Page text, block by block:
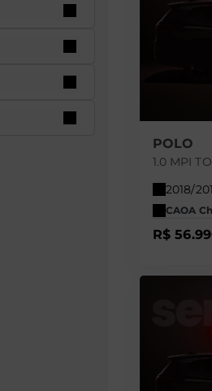
POLO
1.0 MPI
2018/
CAOA
R$